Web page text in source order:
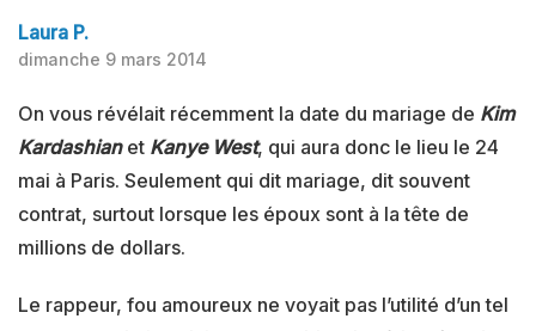
Laura P.
dimanche 9 mars 2014
On vous révélait récemment la date du mariage de Kim
Kardashianet Kanye West, qui aura donc le lieu le 24
mai à Paris. Seulement qui dit mariage, dit souvent
contrat, surtout lorsque les époux sont à la tête de
millions de dollars.
Le rappeur, fou amoureux ne voyait pas l’utilité d’un tel